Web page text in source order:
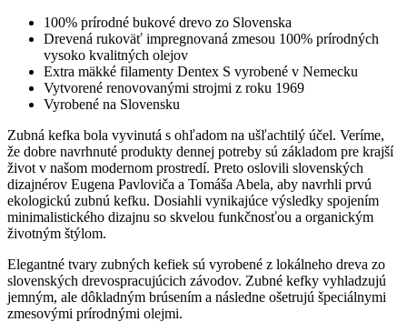
100% prírodné bukové drevo zo Slovenska
Drevená rukoväť impregnovaná zmesou 100% prírodných
vysoko kvalitných olejov
Extra mäkké filamenty Dentex S vyrobené v Nemecku
Vytvorené renovovanými strojmi z roku 1969
Vyrobené na Slovensku
Zubná kefka bola vyvinutá s ohľadom na ušľachtilý účel. Veríme,
že dobre navrhnuté produkty dennej potreby sú základom pre krajší
život v našom modernom prostredí. Preto oslovili slovenských
dizajnérov Eugena Pavloviča a Tomáša Abela, aby navrhli prvú
ekologickú zubnú kefku. Dosiahli vynikajúce výsledky spojením
minimalistického dizajnu so skvelou funkčnosťou a organickým
životným štýlom.
Elegantné tvary zubných kefiek sú vyrobené z lokálneho dreva zo
slovenských drevospracujúcich závodov. Zubné kefky vyhladzujú
jemným, ale dôkladným brúsením a následne ošetrujú špeciálnymi
zmesovými prírodnými olejmi.